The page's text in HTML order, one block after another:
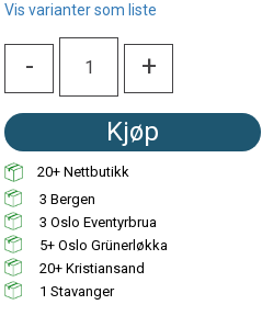
Vis varianter som liste
- +
Kjøp
20+ Nettbutikk
3
3
5+
20+
1